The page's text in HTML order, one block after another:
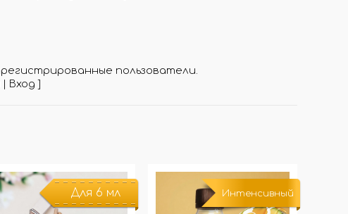
пользователи.
| Вход ]
Для 6 мл Интенсивный